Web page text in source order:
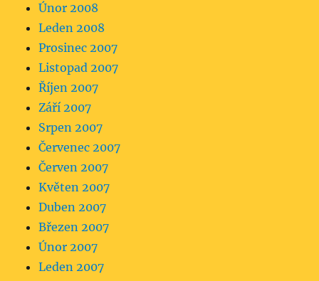
Únor 2008
Leden 2008
Prosinec 2007
Listopad 2007
Říjen 2007
Září 2007
Srpen 2007
Červenec 2007
Červen 2007
Květen 2007
Duben 2007
Březen 2007
Únor 2007
Leden 2007